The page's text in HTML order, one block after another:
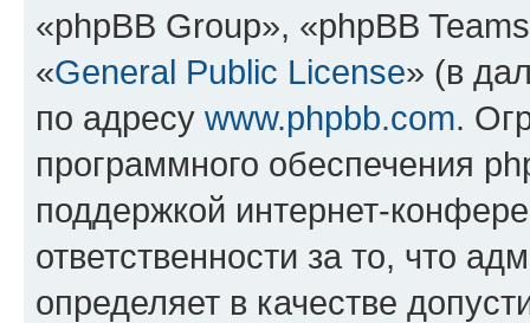
«phpBB Group», «phpBB
«General Public License» (в
по адресу www.phpbb.com.
программного обеспечения
поддержкой интернет-
ответственности за то, что
определяет в качестве